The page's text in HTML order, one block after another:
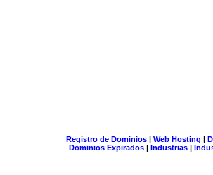
Registro de Dominios| Web Hosting |
Dominios Expirados | Industrias |